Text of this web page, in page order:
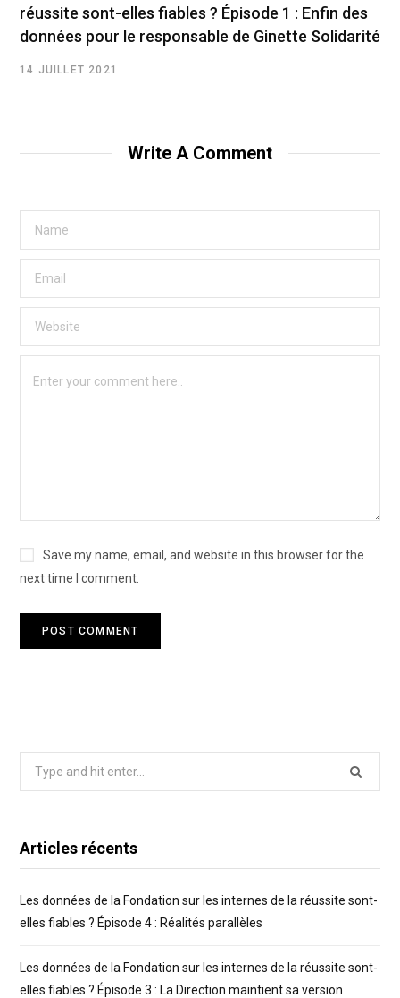
réussite sont-elles fiables ? Épisode 1 : Enfin des
données pour le responsable de Ginette Solidarité
14 JUILLET 2021
Write A Comment
Save my name, email, and website in this browser for the
next time I comment.
Articles récents
Les données de la Fondation sur les internes de la réussite sont-
elles fiables ? Épisode 4 : Réalités parallèles
Les données de la Fondation sur les internes de la réussite sont-
elles fiables ? Épisode 3 : La Direction maintient sa version